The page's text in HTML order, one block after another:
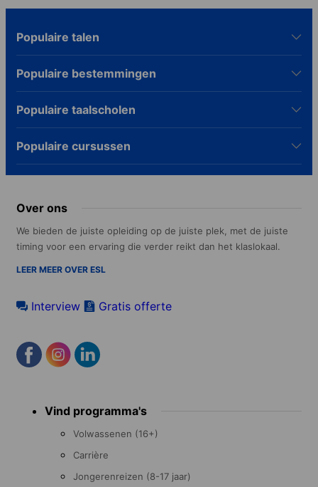
Populaire talen
Populaire bestemmingen
Populaire taalscholen
Populaire cursussen
Over ons
We bieden de juiste opleiding op de juiste plek, met de juiste
timing voor een ervaring die verder reikt dan het klaslokaal.
LEER MEER OVER ESL
Interview Gratis offerte
menu Vind programma's
Volwassenen (16+)
Carrière
Jongerenreizen (8-17 jaar)